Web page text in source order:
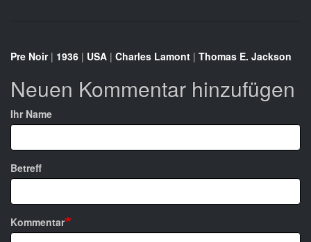
Pre Noir| 1936 | USA | Charles Lamont | Thomas E. Jackson
Neuen Kommentar hinzufügen
Ihr Name
Betreff
Kommentar